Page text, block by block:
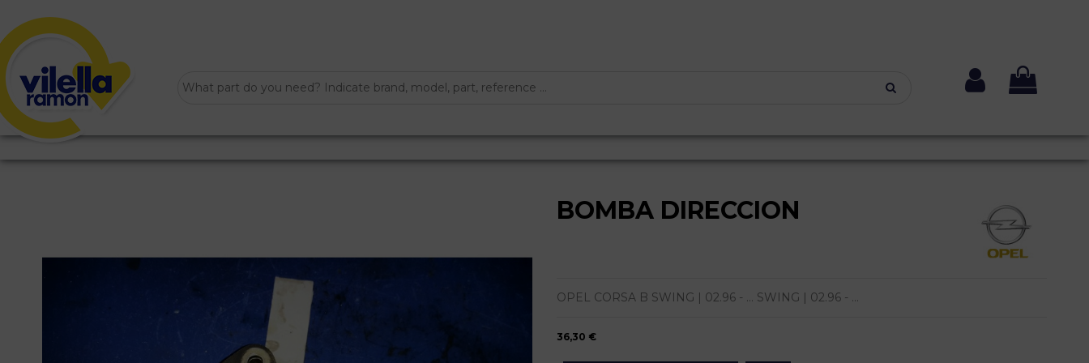
BOMBA DIRECCION
OPEL CORSA B SWING | 02.96 - ... SWING | 02.96 - ...
36,30 €